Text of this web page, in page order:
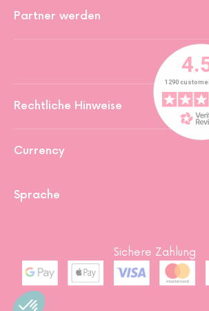
Partner werden
Rechtliche Hinweise
Currency
Sprache
Sichere Zahlung